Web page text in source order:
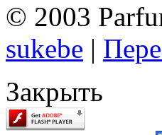
© 2003
sukebe |
Закрыть